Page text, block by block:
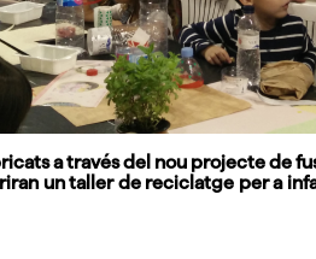
a través del nou projecte de
un taller de reciclatge per a